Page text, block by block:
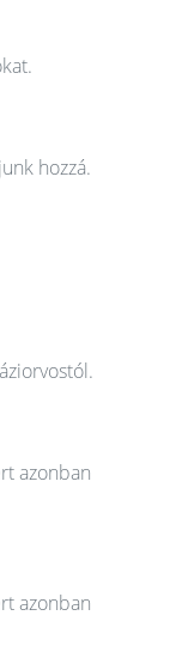
hozzá.
azonban
azonban